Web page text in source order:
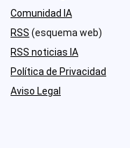
Comunidad IA
RSS (esquema web)
RSS noticias IA
Política de Privacidad
Aviso Legal